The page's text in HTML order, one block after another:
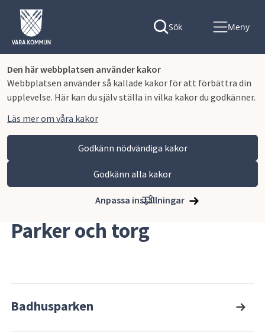
Den här webbplatsen använder kakor
Webbplatsen använder så kallade kakor för att förbättra din
upplevelse. Här kan du själv ställa in vilka kakor du godkänner.
Läs mer om våra kakor
Godkänn nödvändiga kakor
Godkänn alla kakor
Anpassa inställningar
Sök Meny
Vara kommun
Bygga, miljö och infrastruktur
Parker och torg
Badhusparken